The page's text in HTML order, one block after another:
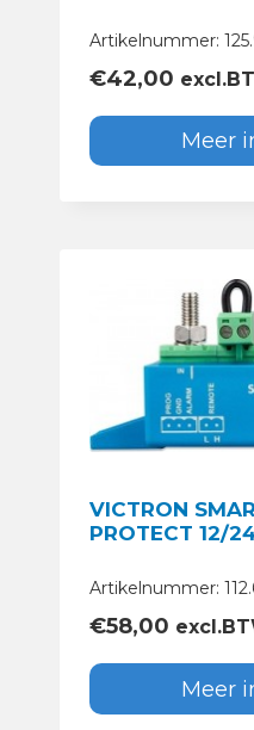
Artikelnummer:
€42,00
Meer
VICTRON
PROTECT 12/
Artikelnummer:
€58,00
Meer